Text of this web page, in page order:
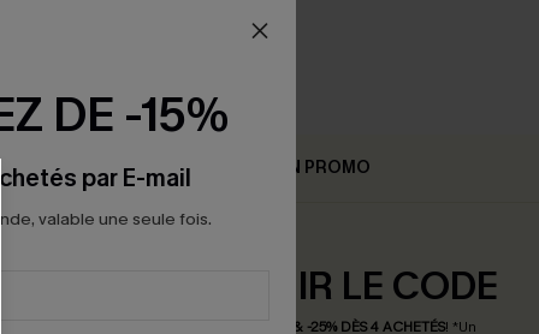
EN PROMO
ET OBTENIR LE CODE
-15% DÈS 2 ACHETÉS & -25% DÈS 4 ACHETÉS! *Un
DE -15%
par E-mail
valable une seule fois.